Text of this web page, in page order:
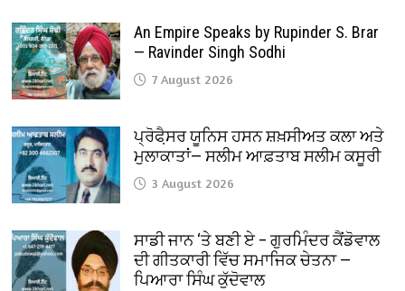
An Empire Speaks by Rupinder S. Brar
— Ravinder Singh Sodhi
7 August 2026
ਪ੍ਰੋਫੈ਼ਸਰ ਯੂਨਿਸ ਹਸਨ ਸ਼ਖ਼ਸੀਅਤ ਕਲਾ ਅਤੇ
ਮੁਲਾਕਾਤਾਂ— ਸਲੀਮ ਆਫ਼ਤਾਬ ਸਲੀਮ ਕਸੂਰੀ
3 August 2026
ਸਾਡੀ ਜਾਨ ‘ਤੇ ਬਣੀ ਏ – ਗੁਰਮਿੰਦਰ ਕੈਂਡੋਵਾਲ
ਦੀ ਗੀਤਕਾਰੀ ਵਿੱਚ ਸਮਾਜਿਕ ਚੇਤਨਾ —
ਪਿਆਰਾ ਸਿੰਘ ਕੁੱਦੋਵਾਲ